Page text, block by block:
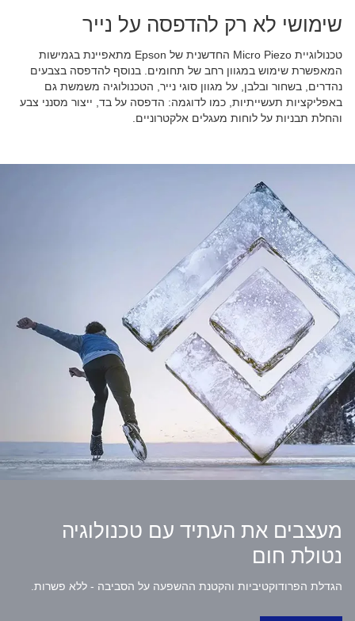
שימושי לא רק להדפסה על נייר
טכנולוגיית Micro Piezo החדשנית של Epson מתאפיינת בגמישות
המאפשרת שימוש במגוון רחב של תחומים. בנוסף להדפסה בצבעים
נהדרים, בשחור ובלבן, על מגוון סוגי נייר, הטכנולוגיה משמשת גם
באפליקציות תעשייתיות, כמו לדוגמה: הדפסה על בד, ייצור מסנני צבע
והחלת תבניות על לוחות מעגלים אלקטרוניים.
מעצבים את העתיד עם טכנולוגיה
נטולת חום
הגדלת הפרודוקטיביות והקטנת ההשפעה על הסביבה - ללא פשרות.